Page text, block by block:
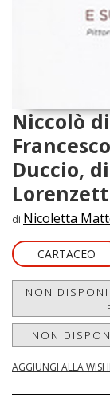
Niccolò
Duccio,
di Nicoletta
CARTACEO
NON
NON
AGGIUNGI ALLA